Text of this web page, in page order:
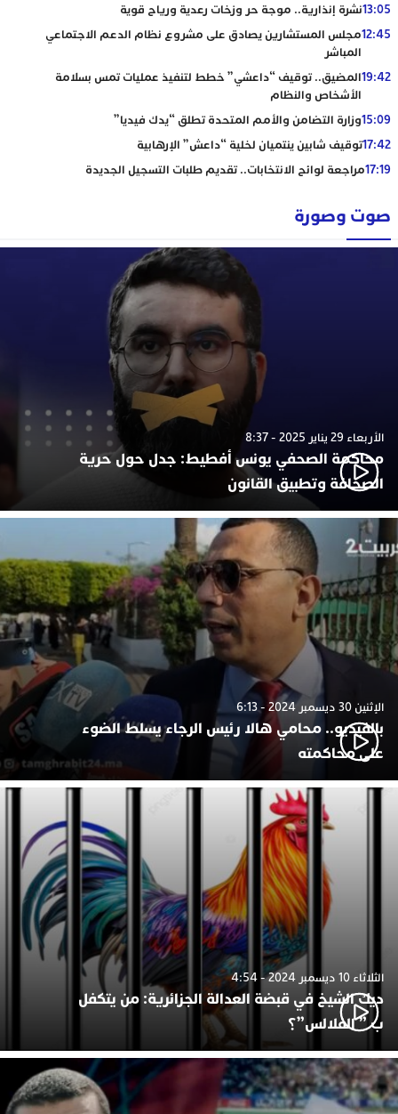
13:05نشرة إنذارية.. موجة حر وزخات رعدية ورياح قوية
12:45مجلس المستشارين يصادق على مشروع نظام الدعم الاجتماعي
المباشر
19:42المضيق.. توقيف “داعشي” خطط لتنفيذ عمليات تمس بسلامة
الأشخاص والنظام
15:09وزارة التضامن والأمم المتحدة تطلق “يدك فيديا”
17:42توقيف شابين ينتميان لخلية “داعش” الإرهابية
17:19مراجعة لوائح الانتخابات.. تقديم طلبات التسجيل الجديدة
صوت وصورة
الأربعاء 29 يناير 2025 - 8:37
محاكمة الصحفي يونس أفطيط: جدل حول حرية
الصحافة وتطبيق القانون
الإثنين 30 ديسمبر 2024 - 6:13
بالفيديو.. محامي هالا رئيس الرجاء يسلط الضوء
على محاكمته
الثلاثاء 10 ديسمبر 2024 - 4:54
ديك الشيخ في قبضة العدالة الجزائرية: من يتكفل
ب ” الفلالس”؟